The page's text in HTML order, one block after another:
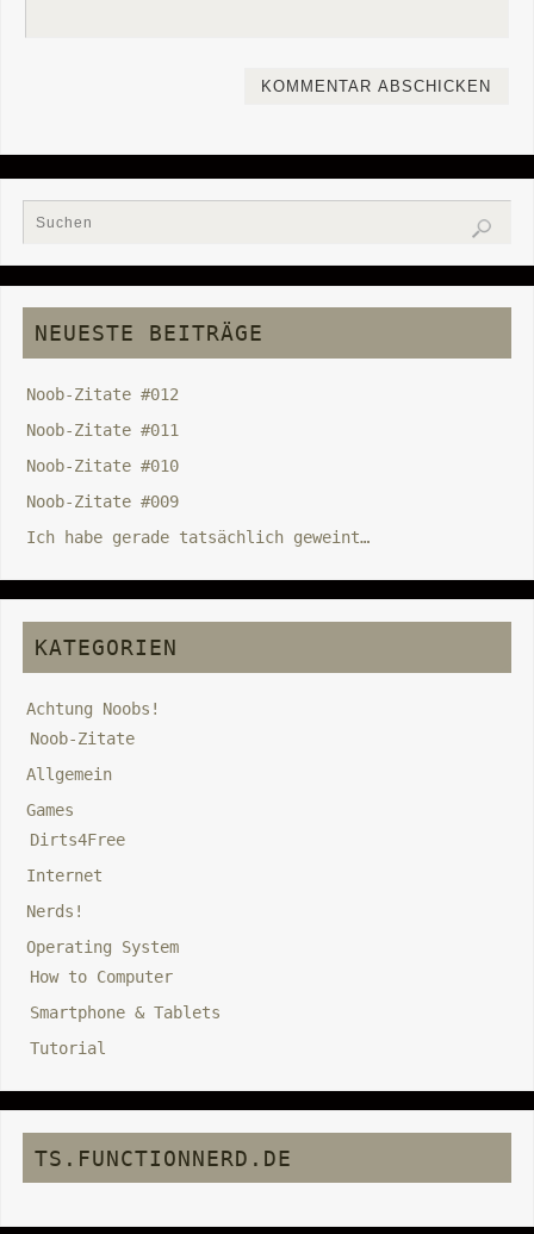
NEUESTE BEITRÄGE
Noob-Zitate #012
Noob-Zitate #011
Noob-Zitate #010
Noob-Zitate #009
Ich habe gerade tatsächlich geweint…
KATEGORIEN
Achtung Noobs!
Noob-Zitate
Allgemein
Games
Dirts4Free
Internet
Nerds!
Operating System
How to Computer
Smartphone & Tablets
Tutorial
TS.FUNCTIONNERD.DE